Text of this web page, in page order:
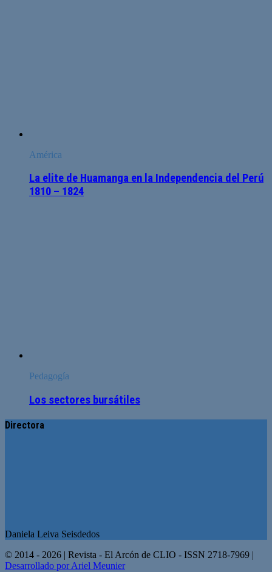
América
La elite de Huamanga en la Independencia del Perú
1810 – 1824
Pedagogía
Los sectores bursátiles
Directora
Daniela Leiva Seisdedos
© 2014 - 2026 | Revista - El Arcón de CLIO - ISSN 2718-7969 |
Desarrollado por Ariel Meunier